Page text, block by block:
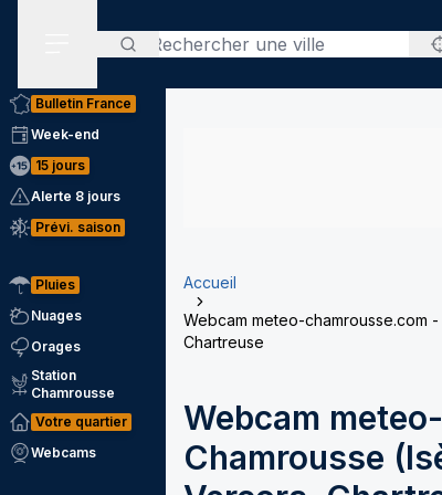
Rechercher
Bulletin France
Week-end
15 jours
Alerte 8 jours
Prévi. saison
Pluies
Nuages
Orages
Station
Chamrousse
Votre quartier
Webcams
Accueil
Webcam meteo-chamrousse.com
Chartreuse
Webcam
Chamrousse